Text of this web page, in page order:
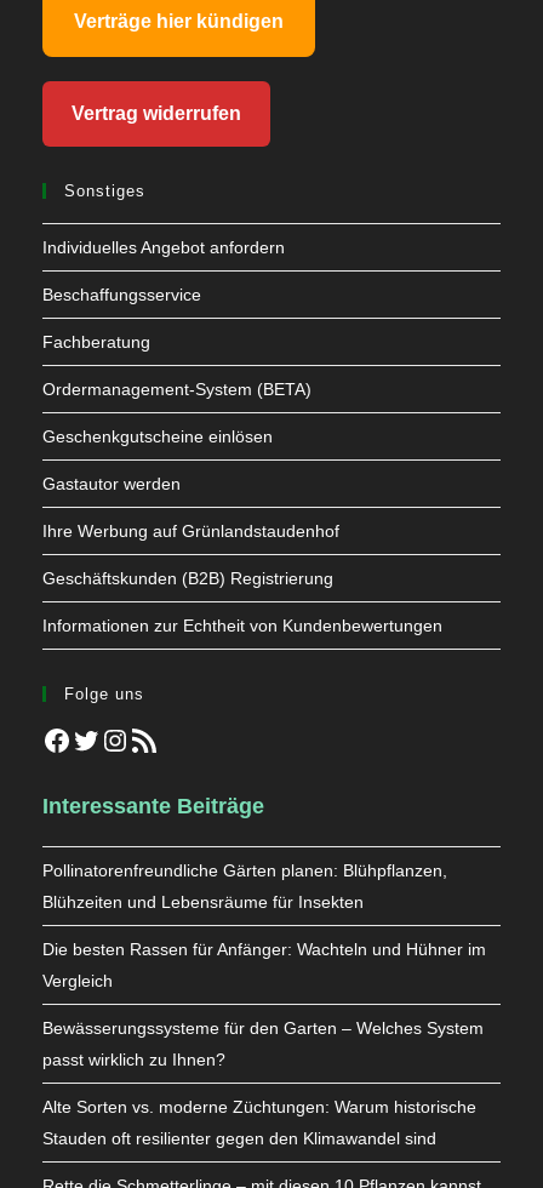
Verträge hier kündigen
Vertrag widerrufen
Sonstiges
Individuelles Angebot anfordern
Beschaffungsservice
Fachberatung
Ordermanagement-System (BETA)
Geschenkgutscheine einlösen
Gastautor werden
Ihre Werbung auf Grünlandstaudenhof
Geschäftskunden (B2B) Registrierung
Informationen zur Echtheit von Kundenbewertungen
Folge uns
Facebook
TwitterInstagram
RSS-Feed
Interessante Beiträge
Pollinatorenfreundliche Gärten planen: Blühpflanzen,
Blühzeiten und Lebensräume für Insekten
Die besten Rassen für Anfänger: Wachteln und Hühner im
Vergleich
Bewässerungssysteme für den Garten – Welches System
passt wirklich zu Ihnen?
Alte Sorten vs. moderne Züchtungen: Warum historische
Stauden oft resilienter gegen den Klimawandel sind